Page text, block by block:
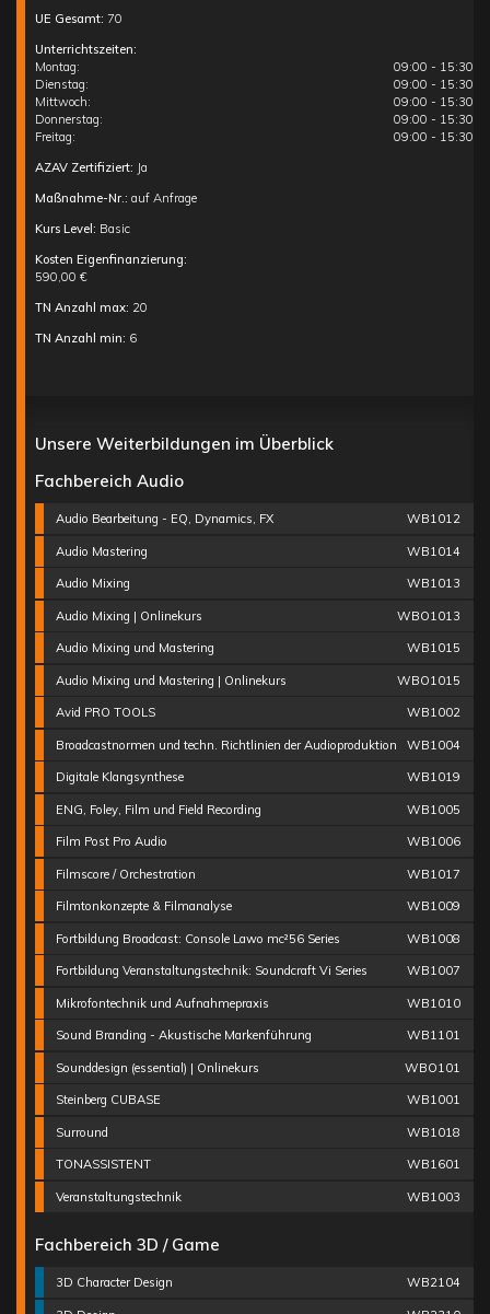
UE Gesamt: 70
Unterrichtszeiten:
Montag:
09:00 - 15:30
Dienstag:
09:00 - 15:30
Mittwoch:
09:00 - 15:30
Donnerstag:
09:00 - 15:30
Freitag:
09:00 - 15:30
AZAV Zertifiziert: Ja
Maßnahme-Nr.: auf Anfrage
Kurs Level: Basic
Kosten Eigenfinanzierung:
590,00 €
TN Anzahl max: 20
TN Anzahl min: 6
Unsere Weiterbildungen im Überblick
Fachbereich Audio
Audio Bearbeitung - EQ, Dynamics, FX WB1012
Audio Mastering WB1014
Audio Mixing WB1013
Audio Mixing | Onlinekurs WBO1013
Audio Mixing und Mastering WB1015
Audio Mixing und Mastering | Onlinekurs WBO1015
Avid PRO TOOLS WB1002
Broadcastnormen und techn. Richtlinien der Audioproduktion WB1004
Digitale Klangsynthese WB1019
ENG, Foley, Film und Field Recording WB1005
Film Post Pro Audio WB1006
Filmscore / Orchestration WB1017
Filmtonkonzepte & Filmanalyse WB1009
Fortbildung Broadcast: Console Lawo mc²56 Series WB1008
Fortbildung Veranstaltungstechnik: Soundcraft Vi Series WB1007
Mikrofontechnik und Aufnahmepraxis WB1010
Sound Branding - Akustische Markenführung WB1101
Sounddesign (essential) | Onlinekurs WBO101
Steinberg CUBASE WB1001
Surround WB1018
TONASSISTENT WB1601
Veranstaltungstechnik WB1003
Fachbereich 3D / Game
3D Character Design WB2104